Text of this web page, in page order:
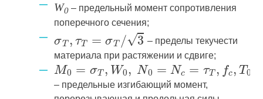
W0 – предельный момент сопротивления
поперечного сечения;
– пределы текучести
материала при растяжении и сдвиге;
– предельные изгибающий момент,